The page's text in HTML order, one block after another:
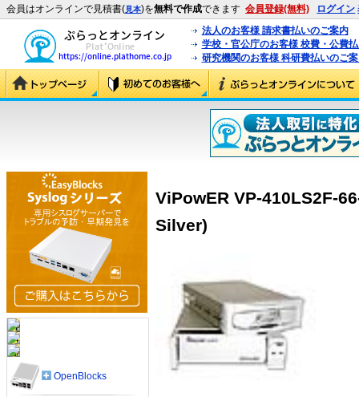
会員はオンラインで見積書(見本)を無料で作成できます 会員登録(無料) ログイン
法人のお客様 請求書払いのご案内
学校・官公庁のお客様 校費・公費
研究機関のお客様 科研費払いのご
ViPowER VP-410LS2F-
Silver)
OpenBlocks